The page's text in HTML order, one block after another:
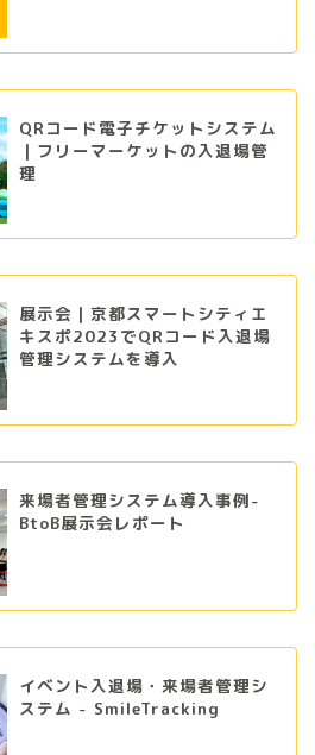
QRコード電子チケットシステム
｜フリーマーケットの入退場管
理
展示会｜京都スマートシティエ
キスポ2023でQRコード入退場
管理システムを導入
来場者管理システム導入事例-
BtoB展示会レポート
イベント入退場・来場者管理シ
ステム - SmileTracking